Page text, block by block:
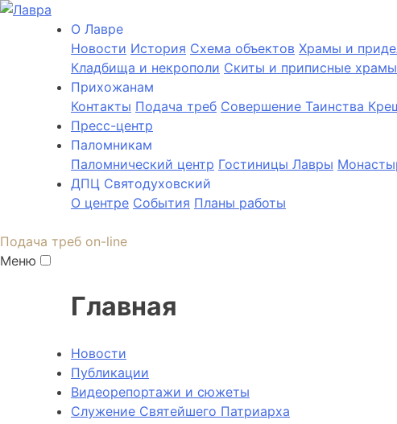
О Лаврe
Новости История Cхема объектов Храмы и
Кладбища и некрополи Скиты и приписные храмы
Прихожанам
Контакты Подача треб Совершение Таинства
Пресс-центр
Паломникам
Паломнический центр Гостиницы Лавры
ДПЦ Святодуховский
О центре События Планы работы
Подача треб on-line
Меню
Главная
Новости
Публикации
Видеорепортажи и сюжеты
Служение Святейшего Патриарха